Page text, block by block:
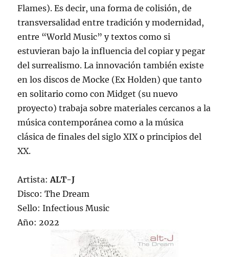
Flames). Es decir, una forma de colisión, de
transversalidad entre tradición y modernidad,
entre “World Music” y textos como si
estuvieran bajo la influencia del copiar y pegar
del surrealismo. La innovación también existe
en los discos de Mocke (Ex Holden) que tanto
en solitario como con Midget (su nuevo
proyecto) trabaja sobre materiales cercanos a la
música contemporánea como a la música
clásica de finales del siglo XIX o principios del
XX.
Artista:ALT-J
Disco: The Dream
Sello: Infectious Music
Año: 2022